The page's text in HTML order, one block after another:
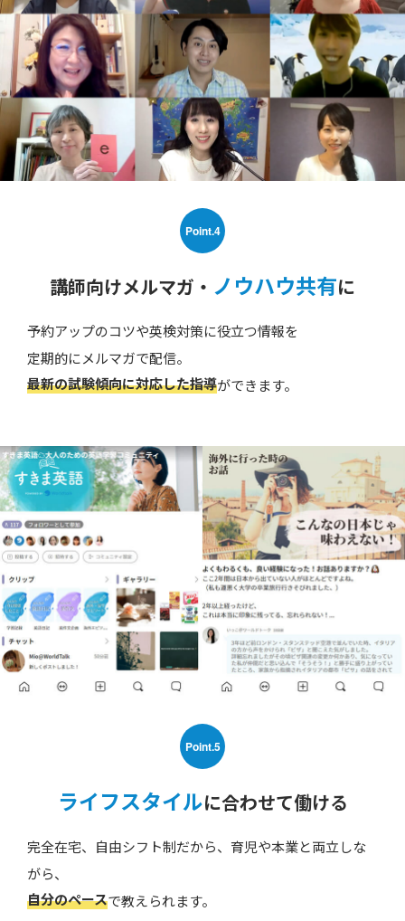
Point.4
講師向けメルマガ・ ノウハウ共有に
予約アップのコツや英検対策に役立つ情報を
定期的にメルマガで配信。
最新の試験傾向に対応した指導ができます。
Point.5
ライフスタイルに合わせて働ける
完全在宅、自由シフト制だから、育児や本業と両立しな
がら、
自分のペースで教えられます。